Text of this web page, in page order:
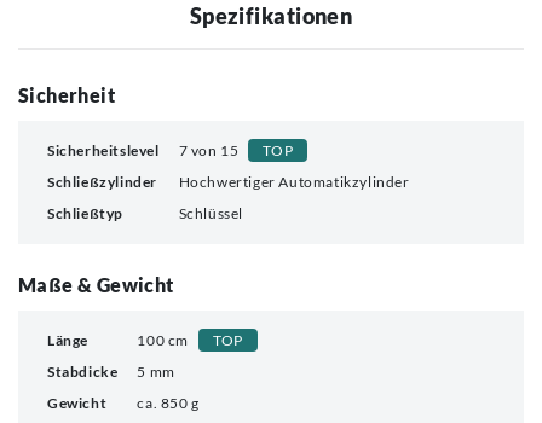
Spezifikationen
Sicherheit
Sicherheitslevel 7 von 15
TOP
Schließzylinder
Hochwertiger Automatikzylinder
Schließtyp
Schlüssel
Maße & Gewicht
Länge 100 cm
TOP
Stabdicke
5 mm
Gewicht
ca. 850 g